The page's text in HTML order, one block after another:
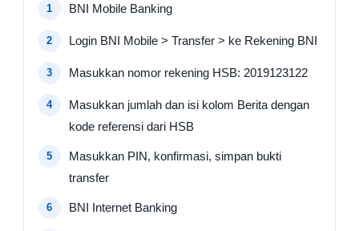
BNI Mobile Banking
Login BNI Mobile > Transfer > ke Rekening BNI
Masukkan nomor rekening HSB: 2019123122
Masukkan jumlah dan isi kolom Berita dengan
kode referensi dari HSB
Masukkan PIN, konfirmasi, simpan bukti
transfer
BNI Internet Banking